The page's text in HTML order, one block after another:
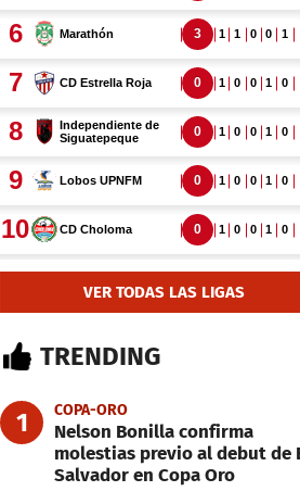
VER TODAS LAS LIGAS
TRENDING
1 COPA-ORO
Nelson Bonilla confirma
molestias previo al debut de
Salvador en Copa Oro